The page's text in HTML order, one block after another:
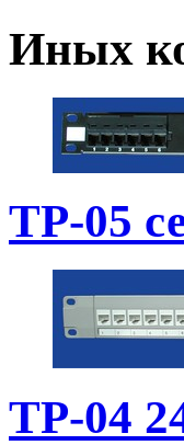
Иных
TP-05
TP-04